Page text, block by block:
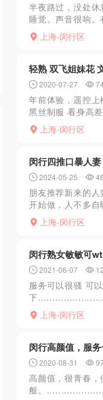
半夜路过，没处
睡觉。声音很响
进去了。项目很简
息。态度不错也
上海-闵行区
轻熟 双飞姐妹花
2020-07-27
年前体验，遥控
黑丝制服 看身高
办事 一起冲了个
便冲洗了一下擦
上海-闵行区
闵行四推口暴人妻
2024-05-25
朋友推荐新来的
开始做，人不多
便。见面30出头
168，腿长，皮肤
上海-闵行区
闵行熟女敏敏可wt
2021-06-07
服务可以很骚 可
下
wt没敢试 喜欢是可
上海-闵行区
闵行高颜值，服
2020-08-31
高颜值，很青春
般。